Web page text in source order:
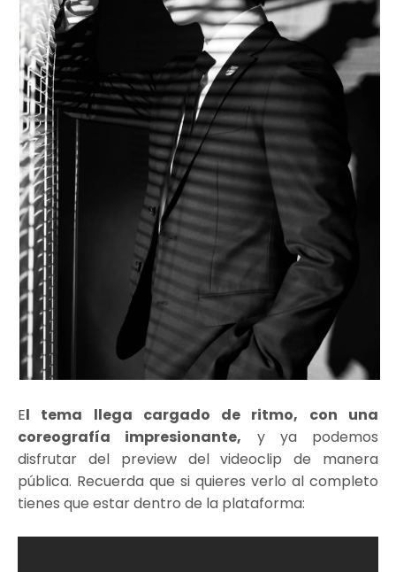
El tema llega cargado de ritmo, con una
coreografía impresionante, y ya podemos
disfrutar del preview del videoclip de manera
pública. Recuerda que si quieres verlo al completo
tienes que estar dentro de la plataforma: